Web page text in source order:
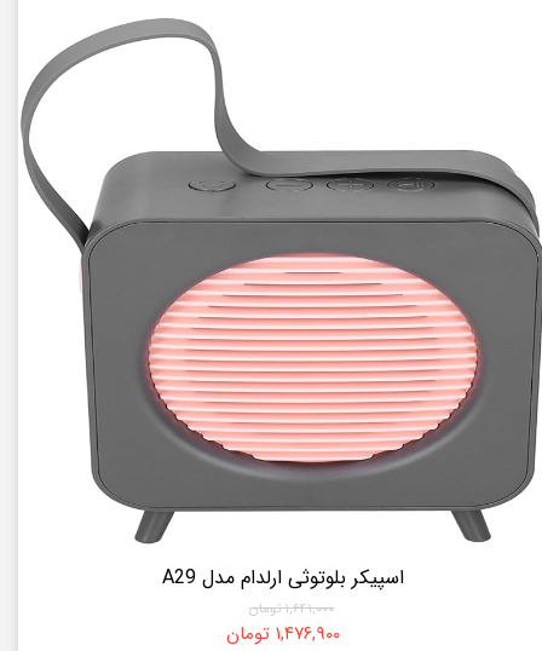
اسپیکر بلوتوثی ارلدام مدل A29
۱,۶۴۱,۰۰۰ تومان
۱,۴۷۶,۹۰۰ تومان